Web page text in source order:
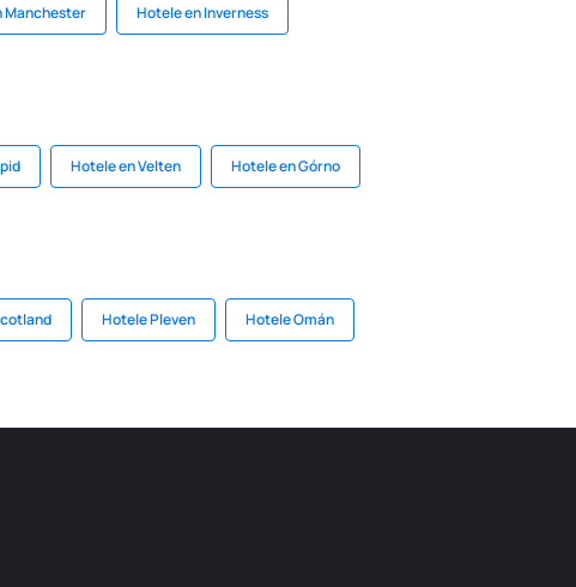
Manchester Hotele en Inverness
Hotele en Velten Hotele en Górno
Hotele Pleven Hotele Omán